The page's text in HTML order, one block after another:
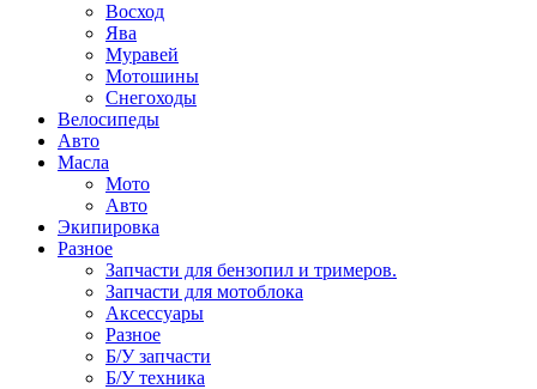
Восход
Ява
Муравей
Мотошины
Снегоходы
Велосипеды
Авто
Масла
Мото
Авто
Экипировка
Разное
Запчасти для бензопил и тримеров.
Запчасти для мотоблока
Аксессуары
Разное
Б/У запчасти
Б/У техника